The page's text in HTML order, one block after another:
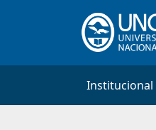
Institucional